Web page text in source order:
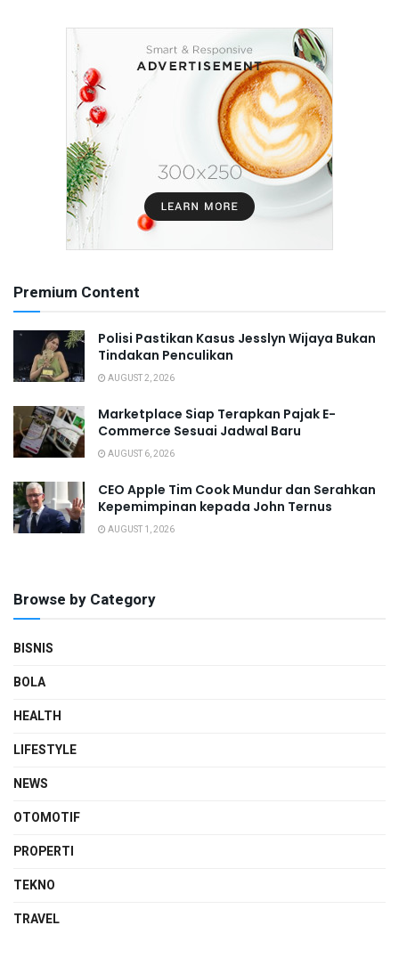
Premium Content
Polisi Pastikan Kasus Jesslyn Wijaya Bukan
Tindakan Penculikan
AUGUST 2, 2026
Marketplace Siap Terapkan Pajak E-
Commerce Sesuai Jadwal Baru
AUGUST 6, 2026
CEO Apple Tim Cook Mundur dan Serahkan
Kepemimpinan kepada John Ternus
AUGUST 1, 2026
Browse by Category
BISNIS
BOLA
HEALTH
LIFESTYLE
NEWS
OTOMOTIF
PROPERTI
TEKNO
TRAVEL